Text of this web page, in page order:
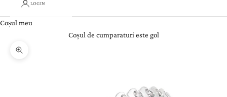
LOGIN
Coșul meu
Coșul de cumparaturi este gol
Zoom